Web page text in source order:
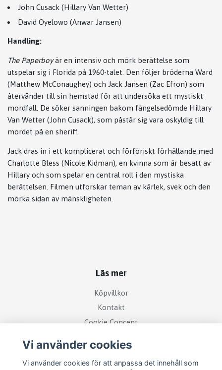
John Cusack (Hillary Van Wetter)
David Oyelowo (Anwar Jansen)
Handling:
The Paperboyär en intensiv och mörk berättelse som
utspelar sig i Florida på 1960-talet. Den följer bröderna Ward
(Matthew McConaughey) och Jack Jansen (Zac Efron) som
återvänder till sin hemstad för att undersöka ett mystiskt
mordfall. De söker sanningen bakom fängelsedömde Hillary
Van Wetter (John Cusack), som påstår sig vara oskyldig till
mordet på en sheriff.
Jack dras in i ett komplicerat och förföriskt förhållande med
Charlotte Bless (Nicole Kidman), en kvinna som är besatt av
Hillary och som spelar en central roll i den mystiska
berättelsen. Filmen utforskar teman av kärlek, svek och den
mörka sidan av mänskligheten.
Läs mer
Köpvillkor
Kontakt
Cookie Concent
Vi använder cookies
Vi använder cookies för att anpassa det innehåll som